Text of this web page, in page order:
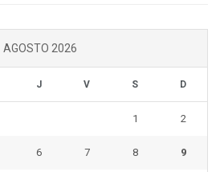
AGOSTO 2026
J V S D
1 2
6 7 8 9